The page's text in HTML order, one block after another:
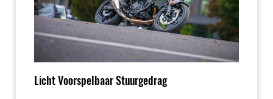
Licht Voorspelbaar Stuurgedrag